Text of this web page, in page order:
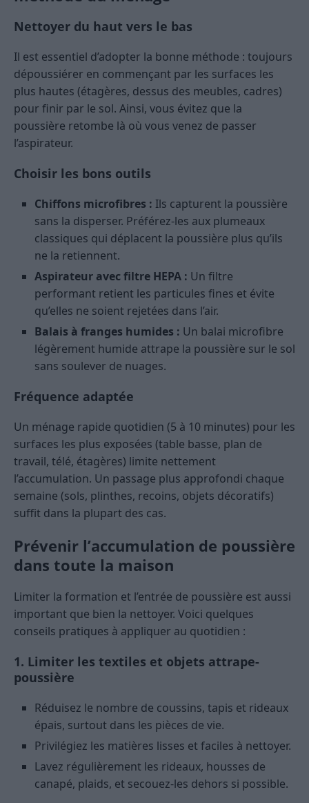
Nettoyer du haut vers le bas
Il est essentiel d’adopter la bonne méthode : toujours
dépoussiérer en commençant par les surfaces les
plus hautes (étagères, dessus des meubles, cadres)
pour finir par le sol. Ainsi, vous évitez que la
poussière retombe là où vous venez de passer
l’aspirateur.
Choisir les bons outils
Chiffons microfibres : Ils capturent la poussière
sans la disperser. Préférez-les aux plumeaux
classiques qui déplacent la poussière plus qu’ils
ne la retiennent.
Aspirateur avec filtre HEPA : Un filtre
performant retient les particules fines et évite
qu’elles ne soient rejetées dans l’air.
Balais à franges humides : Un balai microfibre
légèrement humide attrape la poussière sur le sol
sans soulever de nuages.
Fréquence adaptée
Un ménage rapide quotidien (5 à 10 minutes) pour les
surfaces les plus exposées (table basse, plan de
travail, télé, étagères) limite nettement
l’accumulation. Un passage plus approfondi chaque
semaine (sols, plinthes, recoins, objets décoratifs)
suffit dans la plupart des cas.
Prévenir l’accumulation de poussière
dans toute la maison
Limiter la formation et l’entrée de poussière est aussi
important que bien la nettoyer. Voici quelques
conseils pratiques à appliquer au quotidien :
1. Limiter les textiles et objets attrape-
poussière
Réduisez le nombre de coussins, tapis et rideaux
épais, surtout dans les pièces de vie.
Privilégiez les matières lisses et faciles à nettoyer.
Lavez régulièrement les rideaux, housses de
canapé, plaids, et secouez-les dehors si possible.